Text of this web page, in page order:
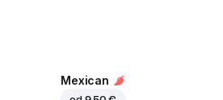
Mexican